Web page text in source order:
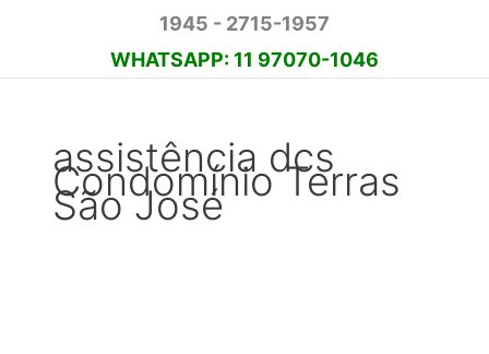
1945 - 2715-1957
WHATSAPP: 11 97070-1046
assistência dcs
Condomínio Terras
São José